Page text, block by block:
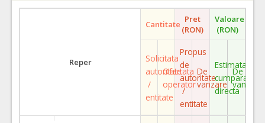
Reper
Cantitate Pret
(RON)
Valoare
(RON)
Solicitata
autoritate
/
entitate
Ofertata
operator
Propus
de
autoritate
/
entitate
De
vanzare
Estimata
cumparare
directa
De
vanzare